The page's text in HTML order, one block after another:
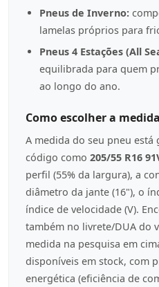
Pneus de Inverno:
lamelas próprios para
Pneus 4 Estações (All
equilibrada para quem
ao longo do ano.
Como escolher a
A medida do seu pneu
código como 205/55 R16
perfil (55% da largura), a
diâmetro da jante (16"), o
índice de velocidade (V).
também no livrete/DUA do
medida na pesquisa em
disponíveis em stock, com
energética (eficiência de